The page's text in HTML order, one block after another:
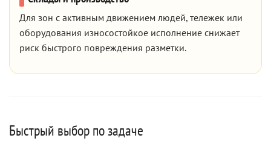
Для зон с активным движением людей, тележек или
оборудования износостойкое исполнение снижает
риск быстрого повреждения разметки.
Быстрый выбор по задаче